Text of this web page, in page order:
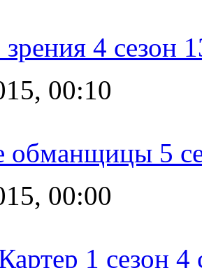
4 сезон
00:10
5
00:00
1 сезон 4